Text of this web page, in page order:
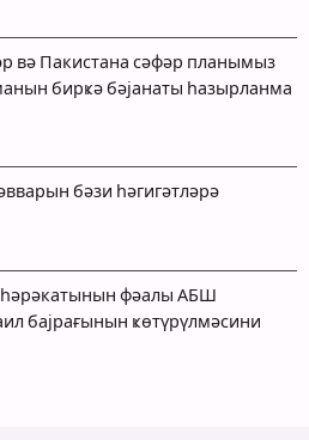
вә Пакистана сәфәр планымыз
бирҝә бәјанаты һазырланма
бәзи һәгигәтләрә
фәалы АБШ
бајрағынын ҝөтүрүлмәсини